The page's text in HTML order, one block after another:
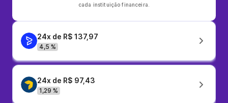
cada instituição financeira.
24x de R$ 137,97
4,5 %
24x de R$ 97,43
1,29 %